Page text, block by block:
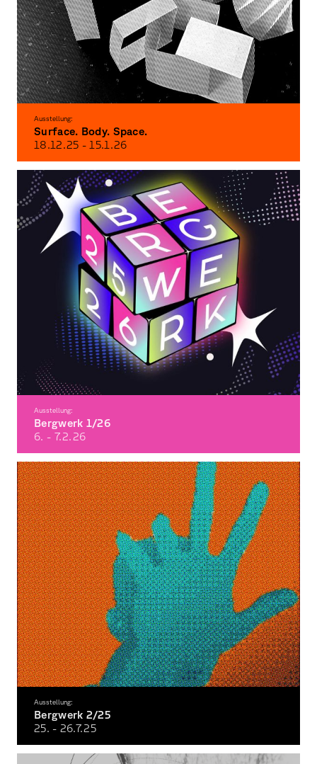
Ausstellung:
Surface. Body. Space.
18.12.25 - 15.1.26
Ausstellung:
Bergwerk 1/26
6. - 7.2.26
Ausstellung:
Bergwerk 2/25
25. - 26.7.25